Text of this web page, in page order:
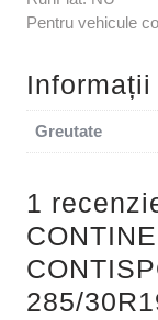
Pentru vehicule
Greutate
1
285/